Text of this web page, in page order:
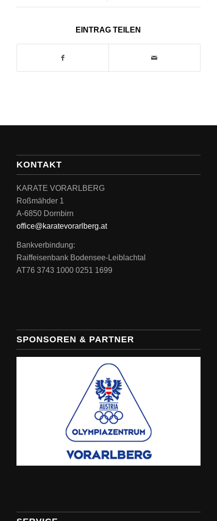
EINTRAG TEILEN
KONTAKT
KARATE VORARLBERG
Roßmähder 1
A-6850 Dornbirn
office@karatevorarlberg.at
Bankverbindung:
Raiffeisenbank Bodensee-Leiblachtal
AT76 3743 1000 0251 1699
SPONSOREN & PARTNER